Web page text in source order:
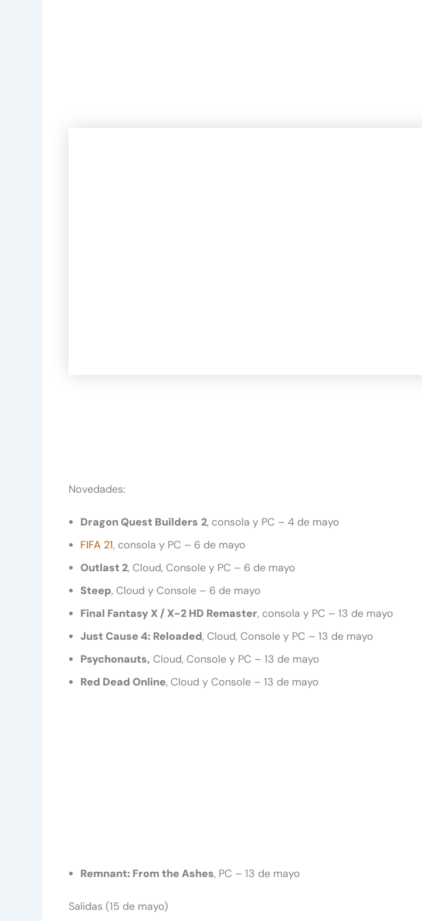
Novedades:
Dragon Quest Builders 2, consola y PC – 4 de mayo
FIFA 21, consola y PC – 6 de mayo
Outlast 2, Cloud, Console y PC – 6 de mayo
Steep, Cloud y Console – 6 de mayo
Final Fantasy X / X-2 HD Remaster, consola y PC – 13 de mayo
Just Cause 4: Reloaded, Cloud, Console y PC – 13 de mayo
Psychonauts, Cloud, Console y PC – 13 de mayo
Red Dead Online, Cloud y Console – 13 de mayo
Remnant: From the Ashes, PC – 13 de mayo
Salidas (15 de mayo)